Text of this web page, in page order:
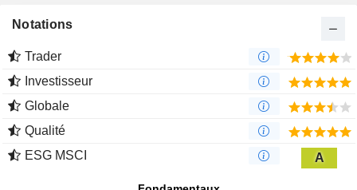
Notations
Trader
Investisseur
Globale
Qualité
ESG MSCI
A